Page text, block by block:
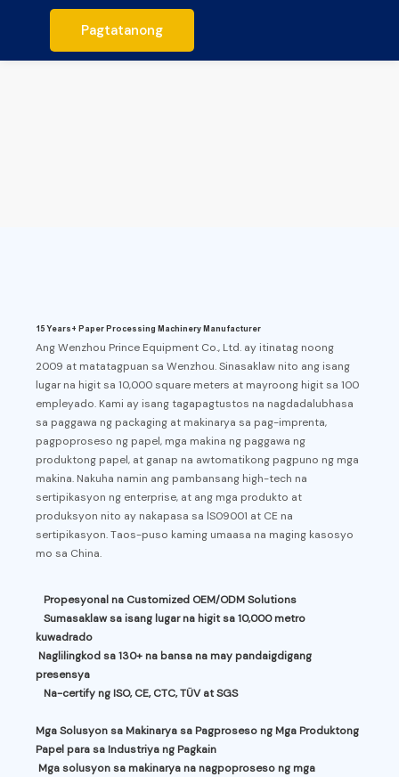
Pagtatanong
15 Years+ Paper Processing Machinery Manufacturer
Ang Wenzhou Prince Equipment Co., Ltd. ay itinatag noong
2009 at matatagpuan sa Wenzhou. Sinasaklaw nito ang isang
lugar na higit sa 10,000 square meters at mayroong higit sa 100
empleyado. Kami ay isang tagapagtustos na nagdadalubhasa
sa paggawa ng packaging at makinarya sa pag-imprenta,
pagpoproseso ng papel, mga makina ng paggawa ng
produktong papel, at ganap na awtomatikong pagpuno ng mga
makina. Nakuha namin ang pambansang high-tech na
sertipikasyon ng enterprise, at ang mga produkto at
produksyon nito ay nakapasa sa lS09001 at CE na
sertipikasyon. Taos-puso kaming umaasa na maging kasosyo
mo sa China.
Propesyonal na Customized OEM/ODM Solutions
Sumasaklaw sa isang lugar na higit sa 10,000 metro
kuwadrado
Naglilingkod sa 130+ na bansa na may pandaigdigang
presensya
Na-certify ng ISO, CE, CTC, TÜV at SGS
Mga Solusyon sa Makinarya sa Pagproseso ng Mga Produktong
Papel para sa Industriya ng Pagkain
Mga solusyon sa makinarya na nagpoproseso ng mga